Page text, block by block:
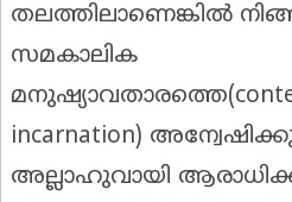
തലത്തിലാണെങ്കിൽ
സമകാലിക
incarnation)
അല്ലാഹുവായി